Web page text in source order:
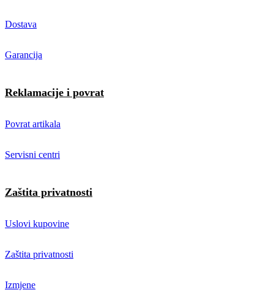
Dostava
Garancija
Reklamacije i povrat
Povrat artikala
Servisni centri
Zaštita privatnosti
Uslovi kupovine
Zaštita privatnosti
Izmjene